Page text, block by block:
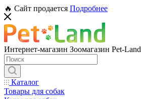
🔥 Сайт продается Подробнее
Интернет-магазин Зоомагазин Pet-Land
Каталог
Товары для собак